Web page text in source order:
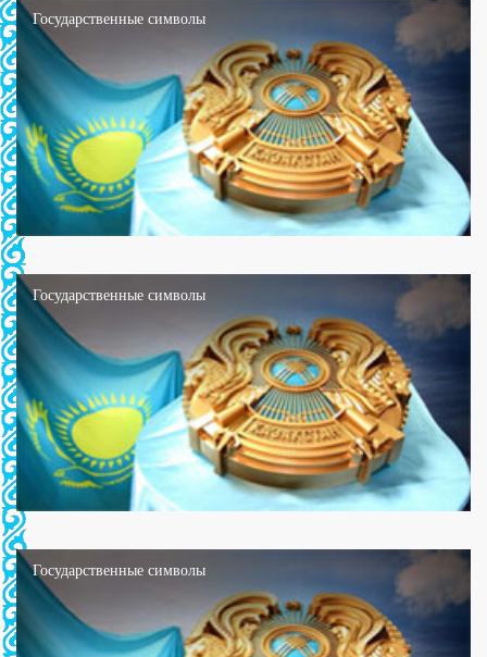
Государственные символы
Государственные символы
Государственные символы